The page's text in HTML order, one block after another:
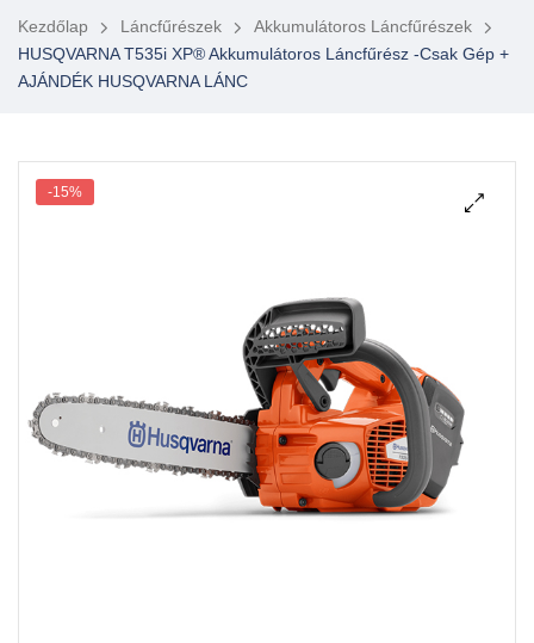
Kezdőlap Láncfűrészek
Akkumulátoros Láncfűrészek
HUSQVARNA T535i XP® Akkumulátoros Láncfűrész -csak Gép +
AJÁNDÉK HUSQVARNA LÁNC
-15%